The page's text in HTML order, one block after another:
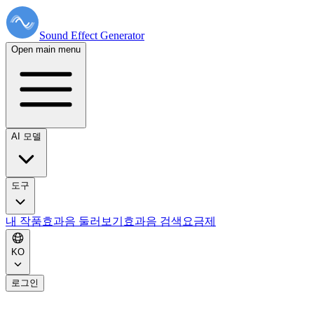
Sound Effect Generator
Open main menu
AI 모델
도구
내 작품효과음 둘러보기 효과음 검색 요금제
KO
로그인